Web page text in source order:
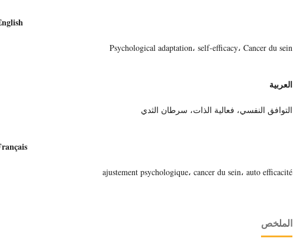
Psychological adaptation، self-efficacy، Cancer du sein
العربية
التوافق النفسي، فعالية الذات، سرطان الثدي
ajustement psychologique، cancer du sein، auto efficacité
الملخص